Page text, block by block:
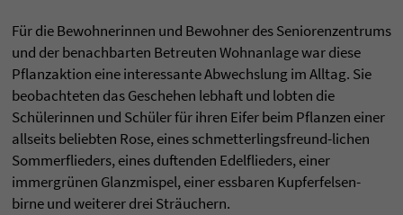
Für die Bewohnerinnen und Bewohner des Seniorenzentrums
und der benachbarten Betreuten Wohnanlage war diese
Pflanzaktion eine interessante Abwechslung im Alltag. Sie
beobachteten das Geschehen lebhaft und lobten die
Schülerinnen und Schüler für ihren Eifer beim Pflanzen einer
allseits beliebten Rose, eines schmetterlingsfreund-lichen
Sommerflieders, eines duftenden Edelflieders, einer
immergrünen Glanzmispel, einer essbaren Kupferfelsen-
birne und weiterer drei Sträuchern.